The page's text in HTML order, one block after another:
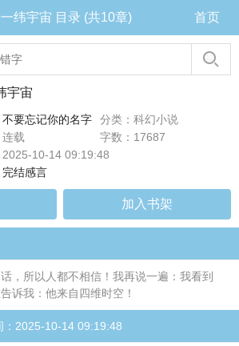
纬宇宙 目录 (共10章) 首页
宇宙
不要忘记你的名字
分类：科幻小说
载
字数：17687
2025-10-14 09:19:48
完结感言
加入书架
，所以人都不相信！我再说一遍：我看到
诉我：他来自四维时空！
：2025-10-14 09:19:48